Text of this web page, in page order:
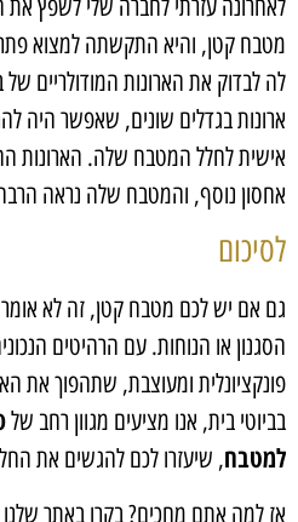
לאחרונה עזרתי לחברה שלי לשפץ
מטבח קטן, והיא התקשתה למצוא
לה לבדוק את הארונות המודולריים
ארונות בגדלים שונים, שאפשר היה
אישית לחלל המטבח שלה. הארונות
אחסון נוסף, והמטבח שלה נראה הרבה
לסיכום
גם אם יש לכם מטבח קטן, זה לא
הסגנון או הנוחות. עם הרהיטים
פונקציונלית ומעוצבת, שתהפוך את
בביוטי בית, אנו מציעים מגוון רחב של
למטבח, שיעזרו לכם להגשים את
אז למה אתם מחכים? בקרו באתר